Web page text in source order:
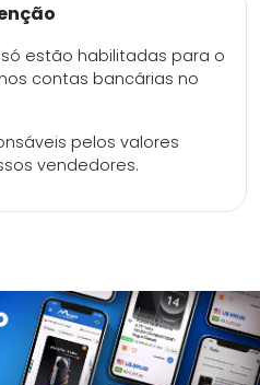
estão habilitadas para o
contas bancárias no
pelos valores
vendedores.